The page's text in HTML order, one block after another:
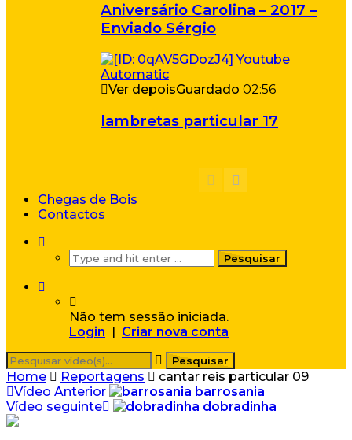
Aniversário Carolina – 2017 –
Enviado Sérgio
Ver depoisGuardado 02:56
lambretas particular 17
Chegas de Bois
Contactos
Não tem sessão iniciada.
Login
Criar nova conta
Home Reportagens
cantar reis particular 09
Vídeo Anterior
barrosania
Vídeo seguinte
dobradinha